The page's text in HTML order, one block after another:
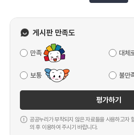
게시판 만족도
만족 대체
보통 불만
평가하기
공공누리가 부착되지 않은 자료들을 사용하고자
의 후 이용하여 주시기 바랍니다.